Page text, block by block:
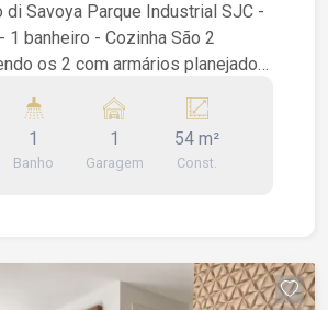
Savoya Parque Industrial SJC -
- Cozinha São 2
os 2 com armários planejados,
armários planejados e área de
de jogos, Salão de festas, Área
e Claro.
1
Banho
1
Garagem
54 m²
Const.